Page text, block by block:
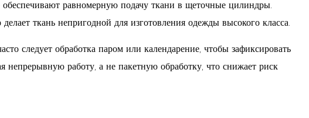
равномерную подачу ткани в щеточные цилиндры.
ткань непригодной для изготовления одежды высокого класса.
следует обработка паром или календарение, чтобы зафиксировать
работу, а не пакетную обработку, что снижает риск